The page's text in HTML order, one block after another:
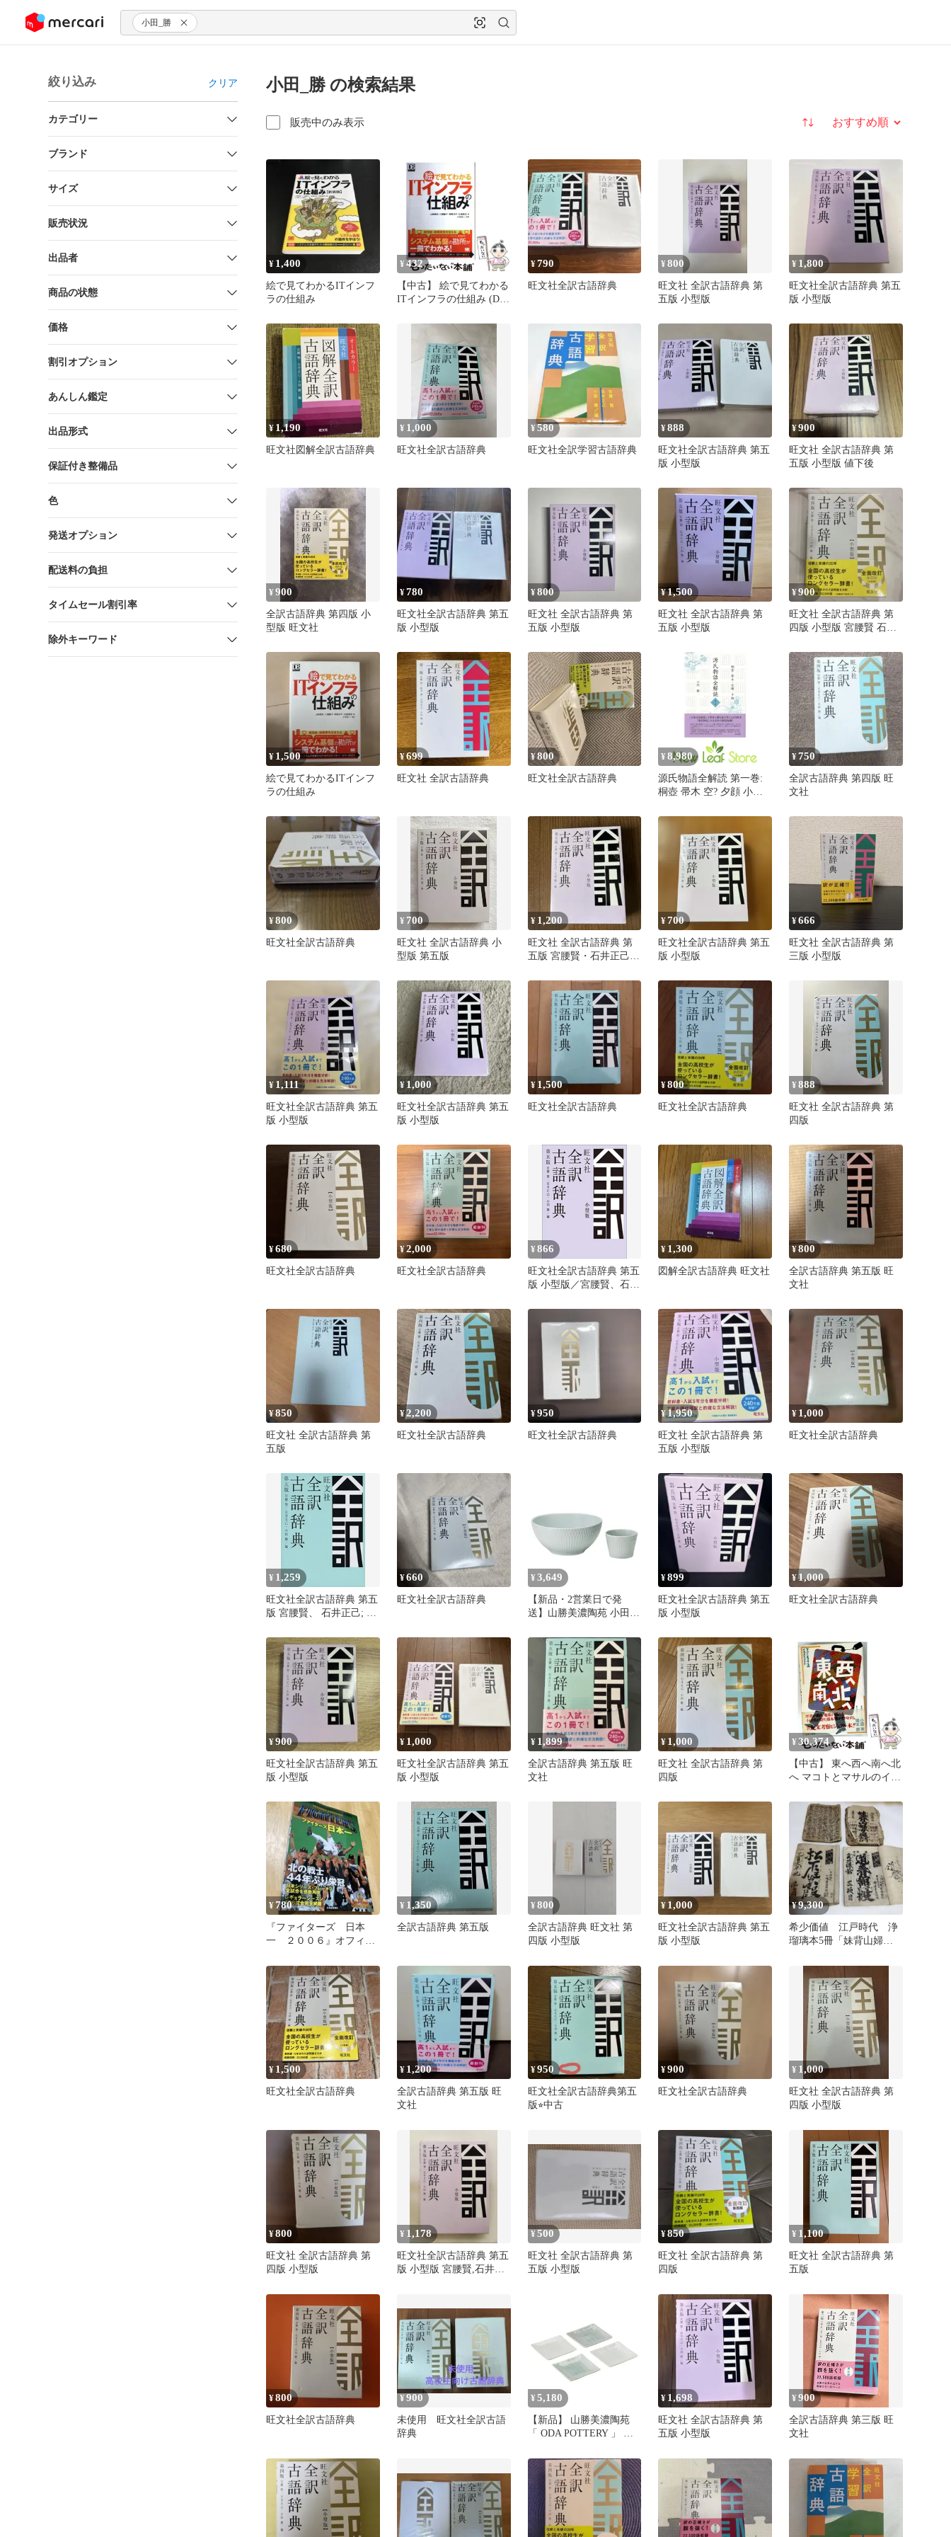
ツにスキップ 小田_勝
絞り込み クリア
カテゴリー
ブランド
サイズ
販売状況
出品者
商品の状態
価格
割引オプション
あんしん鑑定
出品形式
保証付き整備品
色
発送オプション
配送料の負担
タイムセール割引率
除外キーワード
小田_勝 の検索結果
販売中のみ表示 並び替え
¥ 1,400
絵で見てわかるITインフ
ラの仕組み
¥ 432
【中古】 絵で見てわかる
ITインフラの仕組み (DB
三縄慶子 畔勝洋平 佐藤
貴彦、小田圭二 / 翔泳社
¥790
旺文社全訳古語辞典
¥800
旺文社 全訳古語辞典 第
五版 小型版
¥ 1,800
旺文社全訳古語辞典 第五
版 小型版
¥ 1,190
旺文社図解全訳古語辞典
¥ 1,000
旺文社全訳古語辞典
¥580
旺文社全訳学習古語辞典
¥888
旺文社全訳古語辞典 第五
版 小型版
¥900
旺文社 全訳古語辞典 第
五版 小型版 値下後
¥900
全訳古語辞典 第四版 小
型版 旺文社
¥780
旺文社全訳古語辞典 第五
版 小型版
¥800
旺文社 全訳古語辞典 第
五版 小型版
¥1,500
旺文社 全訳古語辞典 第
五版 小型版
¥900
旺文社 全訳古語辞典 第
四版 小型版 宮腰賢 石井
¥ 1,500
絵で見てわかるITインフ
ラの仕組み
¥699
旺文社 全訳古語辞典
¥800
旺文社全訳古語辞典
¥ 8,980
源氏物語全解読 第一巻:
桐壺 帚木 空? 夕顔 小田
¥750
全訳古語辞典 第四版 旺
文社
¥800
旺文社全訳古語辞典
¥ 700
旺文社 全訳古語辞典 小
型版 第五版
¥ 1,200
旺文社 全訳古語辞典 第
五版 宮腰賢・石井正己・
¥700
旺文社全訳古語辞典 第五
版 小型版
¥666
旺文社 全訳古語辞典 第
三版 小型版
¥ 1,111
旺文社全訳古語辞典 第五
版 小型版
¥1,000
旺文社全訳古語辞典 第五
版 小型版
¥ 1,500
旺文社全訳古語辞典
¥800
旺文社全訳古語辞典
¥888
旺文社 全訳古語辞典 第
四版
¥680
旺文社全訳古語辞典
¥2,000
旺文社全訳古語辞典
¥866
旺文社全訳古語辞典 第五
版 小型版／宮腰賢、石井
¥ 1,300
図解全訳古語辞典 旺文社
¥800
全訳古語辞典 第五版 旺
文社
¥850
旺文社 全訳古語辞典 第
五版
¥2,200
旺文社全訳古語辞典
¥950
旺文社全訳古語辞典
¥1,950
旺文社 全訳古語辞典 第
五版 小型版
¥ 1,000
旺文社全訳古語辞典
¥ 1,259
旺文社全訳古語辞典 第五
版 宮腰賢、 石井正己; 小
¥660
旺文社全訳古語辞典
¥ 3,649
【新品・2営業日で発
送】山勝美濃陶苑 小田陶
ブルーホワイト ODA05-
3053A
¥899
旺文社全訳古語辞典 第五
版 小型版
¥1,000
旺文社全訳古語辞典
¥900
旺文社全訳古語辞典 第五
版 小型版
¥ 1,000
旺文社全訳古語辞典 第五
版 小型版
¥ 1,899
全訳古語辞典 第五版 旺
文社
¥ 1,000
旺文社 全訳古語辞典 第
四版
¥ 30,374
【中古】 東へ西へ南へ北
へ マコトとマサルのイラ
本勝 イラスト / 第三書館
¥780
『ファイターズ 日本
一 ２００６』オフィシ
写真集
¥ 1,350
全訳古語辞典 第五版
¥800
全訳古語辞典 旺文社 第
四版 小型版
¥ 1,000
旺文社全訳古語辞典 第五
版 小型版
¥9,300
希少価値 江戸時代 浄
瑠璃本5冊「妹背山婦女
¥ 1,500
旺文社全訳古語辞典
¥ 1,200
全訳古語辞典 第五版 旺
文社
¥950
旺文社全訳古語辞典第五
版⭐︎中古
¥900
旺文社全訳古語辞典
¥ 1,000
旺文社 全訳古語辞典 第
四版 小型版
¥800
旺文社 全訳古語辞典 第
四版 小型版
¥ 1,178
旺文社全訳古語辞典 第五
版 小型版 宮腰賢,石井正
¥500
旺文社 全訳古語辞典 第
五版 小型版
¥850
旺文社 全訳古語辞典 第
四版
¥ 1,100
旺文社 全訳古語辞典 第
五版
¥800
旺文社全訳古語辞典
¥900
未使用 旺文社全訳古語
辞典
¥ 5,180
【新品】 山勝美濃陶苑
「 ODA POTTERY 」 角
9×9cm 小田陶器 母の日
プレゼント SOSO 正角皿
揃 青白 ODA07-3003A 1
¥ 1,698
旺文社 全訳古語辞典 第
五版 小型版
¥900
全訳古語辞典 第三版 旺
文社